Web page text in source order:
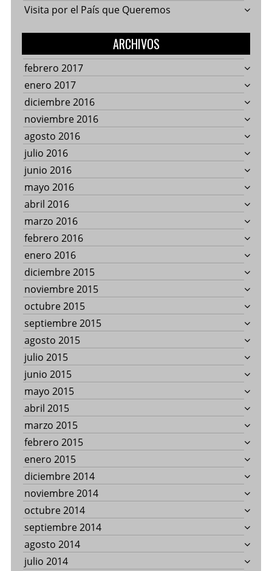
Visita por el País que Queremos
ARCHIVOS
febrero 2017
enero 2017
diciembre 2016
noviembre 2016
agosto 2016
julio 2016
junio 2016
mayo 2016
abril 2016
marzo 2016
febrero 2016
enero 2016
diciembre 2015
noviembre 2015
octubre 2015
septiembre 2015
agosto 2015
julio 2015
junio 2015
mayo 2015
abril 2015
marzo 2015
febrero 2015
enero 2015
diciembre 2014
noviembre 2014
octubre 2014
septiembre 2014
agosto 2014
julio 2014